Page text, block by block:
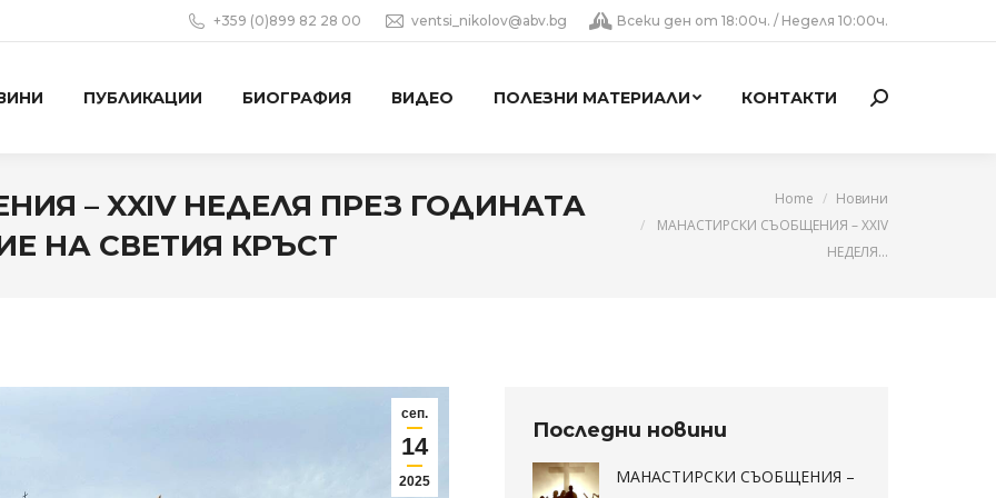
+359 (0)899 82 28 00 ventsi_nikolov@abv.bg Всеки ден от 18:00ч. / Неделя 10:00ч.
ПУБЛИКАЦИИ БИОГРАФИЯ ВИДЕО ПОЛЕЗНИ МАТЕРИАЛИ КОНТАКТИ Search:
– XXIV НЕДЕЛЯ ПРЕЗ ГОДИНАТА
НА СВЕТИЯ КРЪСТ
Home
Новини
МАНАСТИРСКИ СЪОБЩЕНИЯ – XXIV
НЕДЕЛЯ…
сеп.
14
2025
Последни новини
МАНАСТИРСКИ СЪОБЩЕНИЯ –